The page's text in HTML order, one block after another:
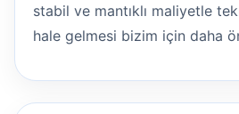
stabil ve mantıklı maliyetle
hale gelmesi bizim için daha